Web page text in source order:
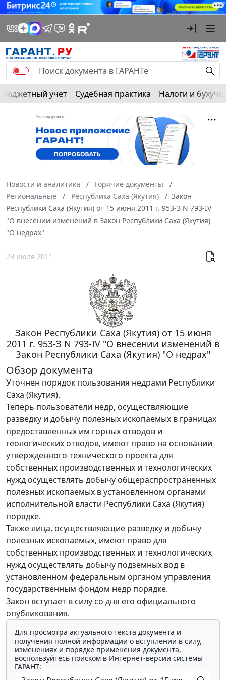
Бюджетный учет Судебная практика Налоги и
Новости и аналитика
Горячие документы
Региональные
Республика Саха (Якутия)
Закон
Республики Саха (Якутия) от 15 июня 2011 г. 953-З N 793-IV
"О внесении изменений в Закон Республики Саха (Якутия)
"О недрах"
23 июля 2011
Закон Республики Саха (Якутия) от 15 июня
2011 г. 953-З N 793-IV "О внесении изменений в
Закон Республики Саха (Якутия) "О недрах"
Обзор документа
Уточнен порядок пользования недрами Республики
Саха (Якутия).
Теперь пользователи недр, осуществляющие
разведку и добычу полезных ископаемых в границах
предоставленных им горных отводов и
геологических отводов, имеют право на основании
утвержденного технического проекта для
собственных производственных и технологических
нужд осуществлять добычу общераспространенных
полезных ископаемых в установленном органами
исполнительной власти Республики Саха (Якутия)
порядке.
Также лица, осуществляющие разведку и добычу
полезных ископаемых, имеют право для
собственных производственных и технологических
нужд осуществлять добычу подземных вод в
установленном федеральным органом управления
государственным фондом недр порядке.
Закон вступает в силу со дня его официального
опубликования.
Для просмотра актуального текста документа и
получения полной информации о вступлении в силу,
изменениях и порядке применения документа,
воспользуйтесь поиском в Интернет-версии системы
ГАРАНТ: